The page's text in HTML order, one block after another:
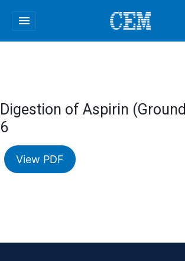
menu
Digestion of Aspirin
6
View PDF